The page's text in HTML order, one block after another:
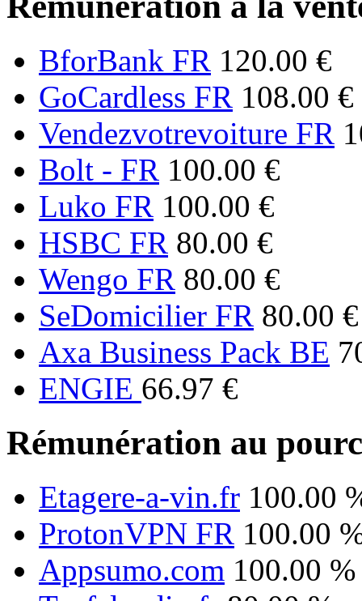
BforBank FR 120.00 €
GoCardless FR 108.00 €
Vendezvotrevoiture FR
Bolt - FR 100.00 €
Luko FR 100.00 €
HSBC FR 80.00 €
Wengo FR 80.00 €
SeDomicilier FR 80.00 €
Axa Business Pack BE
ENGIE 66.97 €
Rémunération au
Etagere-a-vin.fr 100.00
ProtonVPN FR 100.00
Appsumo.com 100.00 %